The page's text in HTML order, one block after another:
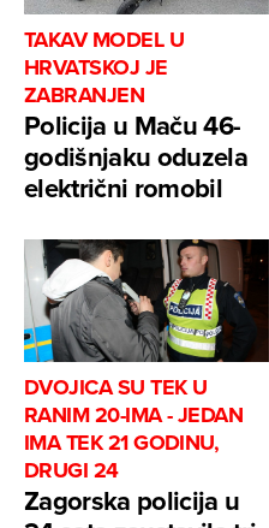
TAKAV MODEL U
HRVATSKOJ JE
ZABRANJEN
Policija u Maču 46-
godišnjaku oduzela
električni romobil
DVOJICA SU TEK U
RANIM 20-IMA - JEDAN
IMA TEK 21 GODINU,
DRUGI 24
Zagorska policija u